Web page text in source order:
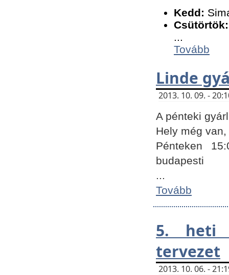
Kedd:
Csütörtök:
...
Tovább
Linde
2013. 10. 09. -
A pénteki
Hely még
Pénteken
budapesti
...
Tovább
5. heti
tervezet
2013. 10. 06. -